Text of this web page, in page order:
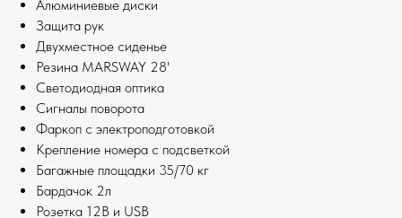
Алюминиевые диски
Защита рук
Двухместное сиденье
Резина MARSWAY 28'
Светодиодная оптика
Сигналы поворота
Фаркоп с электроподготовкой
Крепление номера с подсветкой
Багажные площадки 35/70 кг
Бардачок 2л
Розетка 12В и USB